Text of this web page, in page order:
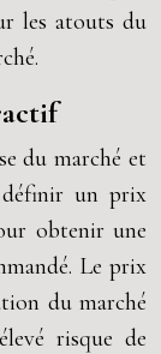
les atouts du
du marché et
définir un prix
obtenir une
Le prix
du marché
risque de